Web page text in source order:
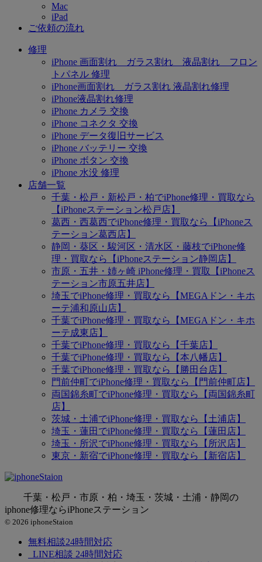
Mac
iPad
ご依頼の流れ
修理
iPhone 画面割れ ガラス割れ 液晶割れ フロン
トパネル 修理
iPhone画面割れ ガラス割れ 液晶割れ修理
iPhone液晶割れ修理
iPhone カメラ 交換
iPhone コネクタ 交換
iPhone データ復旧サービス
iPhone バッテリー 交換
iPhone ボタン 交換
iPhone 水没 修理
店舗一覧
千葉・松戸・新松戸・柏でiPhone修理・買取なら
【iPhoneステーション松戸店】
葛西・西葛西でiPhone修理・買取なら【iPhoneス
テーション葛西店】
静岡・葵区・駿河区・清水区・藤枝でiPhone修
理・買取なら【iPhoneステーション静岡店】
市原・五井・姉ヶ崎 iPhone修理・買取【iPhoneス
テーション市原五井店】
埼玉でiPhone修理・買取なら【MEGAドン・キホ
ーテ浦和原山店】
千葉でiPhone修理・買取なら【MEGAドン・キホ
ーテ成東店】
千葉でiPhone修理・買取なら【千葉店】
千葉でiPhone修理・買取なら【本八幡店】
千葉でiPhone修理・買取なら【勝田台店】
門前仲町でiPhone修理・買取なら【門前仲町店】
両国錦糸町でiPhone修理・買取なら【両国錦糸町
店】
茨城・土浦でiPhone修理・買取なら【土浦店】
埼玉・蓮田でiPhone修理・買取なら【蓮田店】
埼玉・所沢でiPhone修理・買取なら【所沢店】
東京・新宿でiPhone修理・買取なら【新宿店】
千葉・松戸・市原・柏・埼玉・茨城・土浦・静岡の
iphone修理ならiPhoneステーション
© 2026 iphoneStaion
無料相談24時間対応
LINE相談 24時間対応